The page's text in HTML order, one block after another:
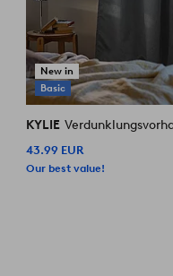
New in
Basic
KYLIE
43.99 EUR
Our best value!